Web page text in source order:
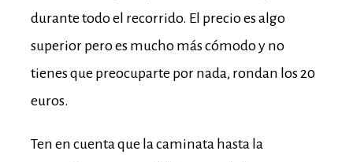
durante todo el recorrido. El precio es algo
superior pero es mucho más cómodo y no
tienes que preocuparte por nada, rondan los 20
euros.
Ten en cuenta que la caminata hasta la